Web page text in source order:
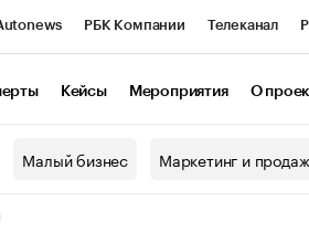
РБК Компании Телеканал
Кейсы Мероприятия О
Малый бизнес Маркетинг и